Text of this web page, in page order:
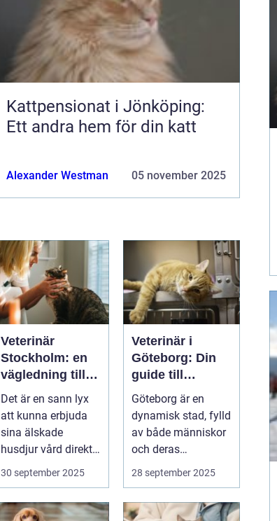
Kattpensionat i Jönköping:
Ett andra hem för din katt
Alexander Westman 05 november 2025
Veterinär
Stockholm: en
vägledning till
vård i hemmiljö
Det är en sann lyx
att kunna erbjuda
sina älskade
husdjur vård direkt i
hemmet. I st...
30 september 2025
Veterinär i
Göteborg: Din
guide till
djursjukvård
Göteborg är en
dynamisk stad, fylld
av både människor
och deras
djurvänner...
28 september 2025